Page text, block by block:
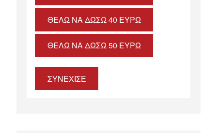
ΘΈΛΩ ΝΑ ΔΏΣΩ 40 ΕΥΡΏ
ΘΈΛΩ ΝΑ ΔΏΣΩ 50 ΕΥΡΏ
ΣΥΝΕΧΙΣΕ